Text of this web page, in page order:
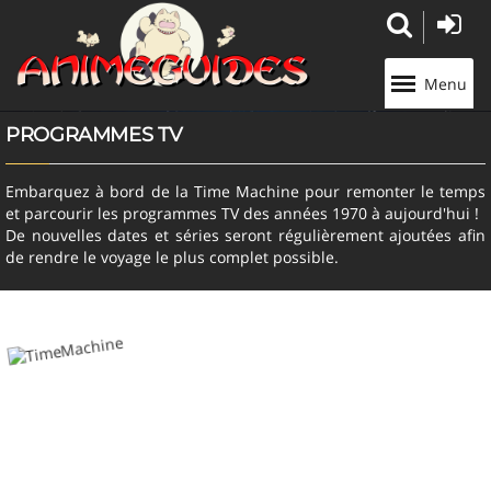
Menu
PROGRAMMES TV
Embarquez à bord de la Time Machine pour remonter le temps
et parcourir les programmes TV des années 1970 à aujourd'hui !
De nouvelles dates et séries seront régulièrement ajoutées afin
de rendre le voyage le plus complet possible.
Panneau de gestion des cookies